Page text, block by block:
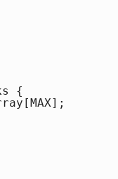
//
//定